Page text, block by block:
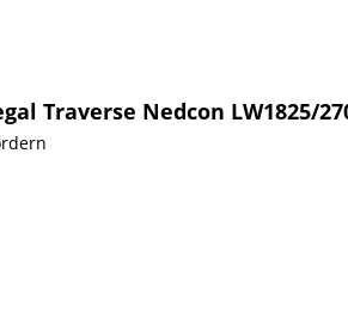
Traverse Nedcon LW1825/